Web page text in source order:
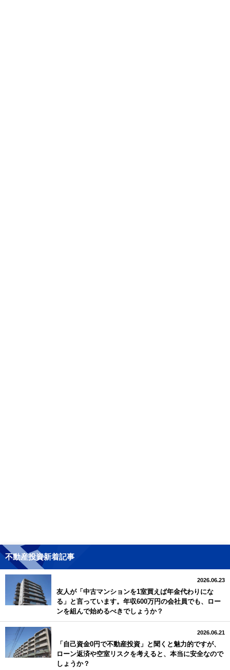
不動産投資新着記事
2026.06.23
友人が「中古マンションを1室買えば年金代わりにな
る」と言っています。年収600万円の会社員でも、ロー
ンを組んで始めるべきでしょうか？
2026.06.21
「自己資金0円で不動産投資」と聞くと魅力的ですが、
ローン返済や空室リスクを考えると、本当に安全なので
しょうか？